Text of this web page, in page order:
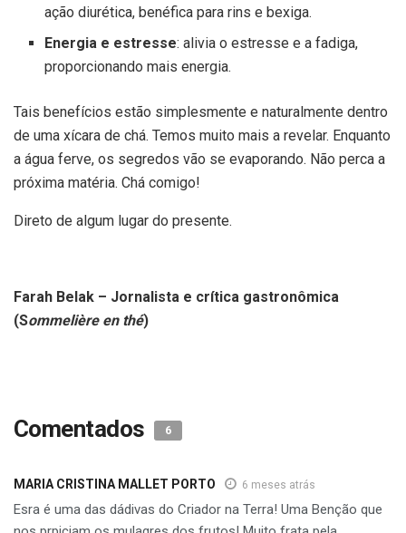
ação diurética, benéfica para rins e bexiga.
Energia e estresse: alivia o estresse e a fadiga,
proporcionando mais energia.
Tais benefícios estão simplesmente e naturalmente dentro
de uma xícara de chá. Temos muito mais a revelar. Enquanto
a água ferve, os segredos vão se evaporando. Não perca a
próxima matéria. Chá comigo!
Direto de algum lugar do presente.
Farah Belak – Jornalista e crítica gastronômica
(Sommelière en thé)
Comentados 6
MARIA CRISTINA MALLET PORTO 6 meses atrás
Esra é uma das dádivas do Criador na Terra! Uma Benção que